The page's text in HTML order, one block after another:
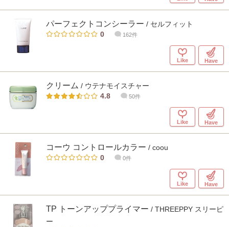
パーフェクトコンシーラー / セルフィット
0
162件
Like Have
クリーム / ウテナモイスチャー
4.8
50件
Like Have
コーウ コントロールカラー / coou
0
0件
Like Have
TP トーンアッププライマー / THREEPPY スリーピ
ー